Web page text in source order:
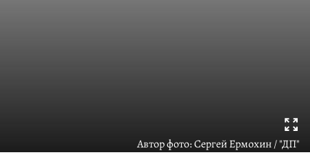
Автор фото:Сергей Ермохин / "ДП"